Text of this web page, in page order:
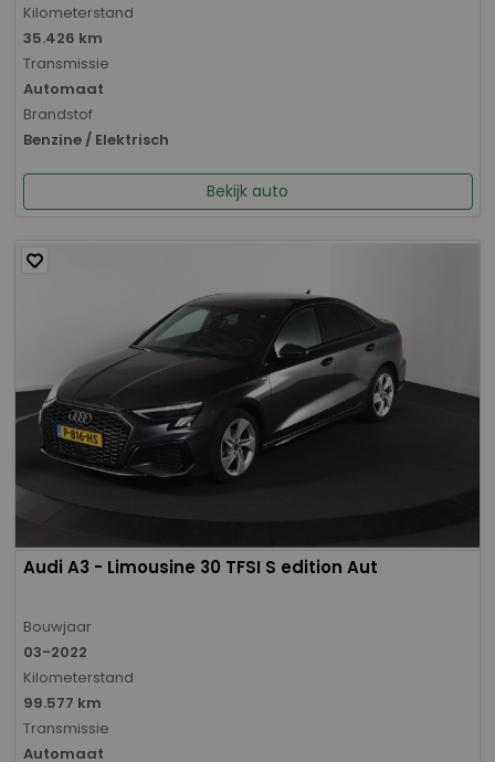
Kilometerstand
35.426 km
Transmissie
Automaat
Brandstof
Benzine / Elektrisch
Bekijk auto
Audi A3 - Limousine 30 TFSI S edition Aut
Bouwjaar
03-2022
Kilometerstand
99.577 km
Transmissie
Automaat